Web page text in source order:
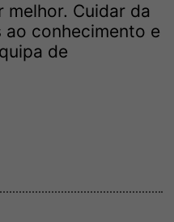
melhor. Cuidar da
conhecimento e
de